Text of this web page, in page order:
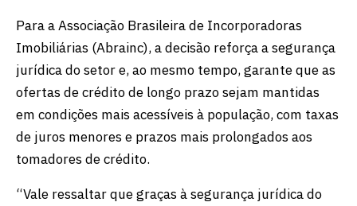
Para a Associação Brasileira de Incorporadoras
Imobiliárias (Abrainc), a decisão reforça a segurança
jurídica do setor e, ao mesmo tempo, garante que as
ofertas de crédito de longo prazo sejam mantidas
em condições mais acessíveis à população, com taxas
de juros menores e prazos mais prolongados aos
tomadores de crédito.
“Vale ressaltar que graças à segurança jurídica do